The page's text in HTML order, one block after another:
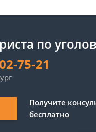
по
75-21
Получите
бесплатно